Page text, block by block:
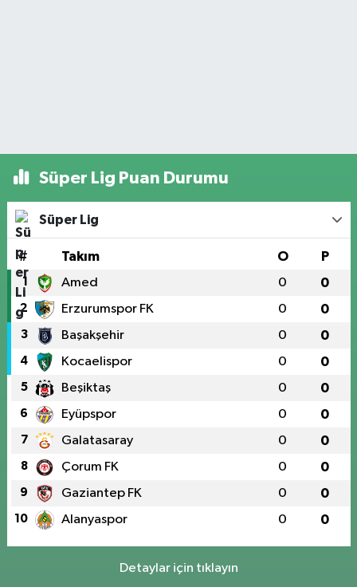
Süper Lig Puan Durumu
Süper Lig
# Takım O P
1 Amed 0 0
2 Erzurumspor FK 0 0
3 Başakşehir 0 0
4 Kocaelispor 0 0
5 Beşiktaş 0 0
6 Eyüpspor 0 0
7 Galatasaray 0 0
8 Çorum FK 0 0
9 Gaziantep FK 0 0
10 Alanyaspor 0 0
Detaylar için tıklayın